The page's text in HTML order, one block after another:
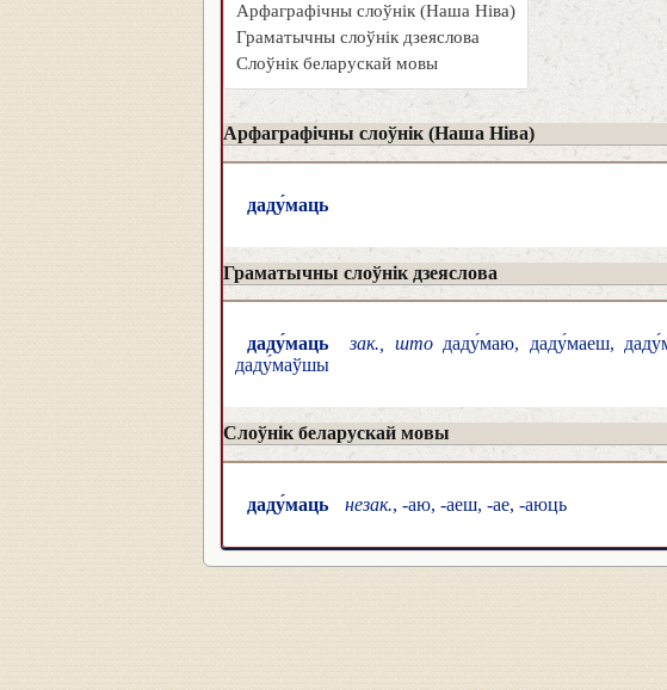
Арфаграфічны слоўнік (Наша Ніва)
Граматычны слоўнік дзеяслова
Слоўнік беларускай мовы
Арфаграфічны слоўнік (Наша Ніва)
даду́маць
Граматычны слоўнік дзеяслова
даду́маць зак., штодаду́маю, даду́маеш,
даду́маўшы
Слоўнік беларускай мовы
даду́маць незак., -аю, -аеш, -ае, -аюць